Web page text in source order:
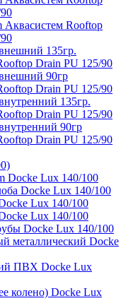
Аквасистем Rooftop
135гр.
Drain PU 125/90
90гр
Drain PU 125/90
135гр.
Drain PU 125/90
90гр
Drain PU 125/90
Docke Lux 140/100
Docke Lux 140/100
Lux 140/100
Lux 140/100
Docke Lux 140/100
металлический Docke
ПВХ Docke Lux
колено) Docke Lux